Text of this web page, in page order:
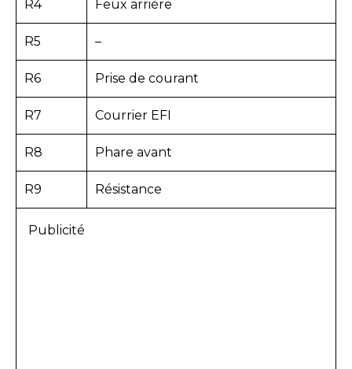
R4 Feux arrière
R5 –
R6 Prise de courant
R7 Courrier EFI
R8 Phare avant
R9 Résistance
Publicité